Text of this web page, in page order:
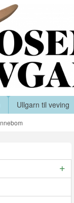
Ullgarn til veving